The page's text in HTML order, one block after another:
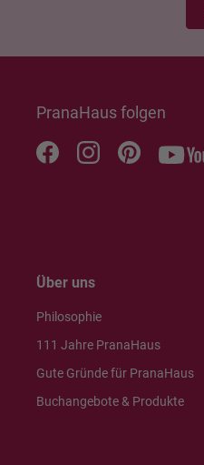
PranaHaus folgen
Über uns
Philosophie
111 Jahre PranaHaus
Gute Gründe für PranaHaus
Buchangebote & Produkte